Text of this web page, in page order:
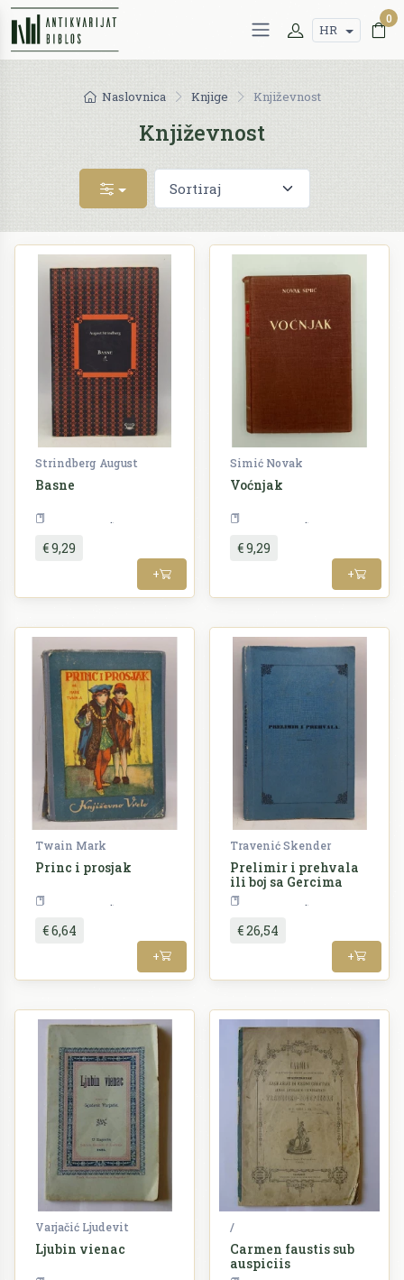
HR
0
Naslovnica Knjige Književnost
Književnost
Strindberg August
Basne
€ 9,29
+
Simić Novak
Voćnjak
€ 9,29
+
Twain Mark
Princ i prosjak
€ 6,64
+
Travenić Skender
Prelimir i prehvala
ili boj sa Gercima
€ 26,54
+
Varjačić Ljudevit
Ljubin vienac
/
Carmen faustis sub
auspiciis